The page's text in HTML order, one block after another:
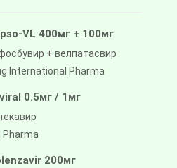
VL 400мг + 100мг
+ велпатасвир
International Pharma
0.5мг / 1мг
Pharma
200мг